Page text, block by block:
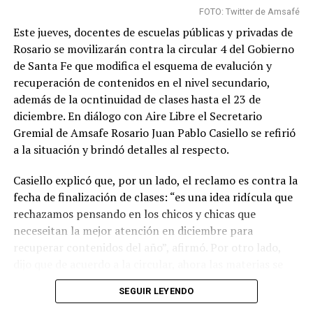
FOTO: Twitter de Amsafé
Este jueves, docentes de escuelas públicas y privadas de
Rosario se movilizarán contra la circular 4 del Gobierno
de Santa Fe que modifica el esquema de evalución y
recuperación de contenidos en el nivel secundario,
además de la ocntinuidad de clases hasta el 23 de
diciembre. En diálogo con Aire Libre el Secretario
Gremial de Amsafe Rosario Juan Pablo Casiello se refirió
a la situación y brindó detalles al respecto.
Casiello explicó que, por un lado, el reclamo es contra la
fecha de finalización de clases: “es una idea ridícula que
rechazamos pensando en los chicos y chicas que
neceseitan la mejor atención en diciembre para
recuperar contenidos del año”, afirmó. Por otro lado,
aprueban por “paquetes”, es decir que se juntan cuatro
materias relativamente afines y se realiza un trabajo
SEGUIR LEYENDO